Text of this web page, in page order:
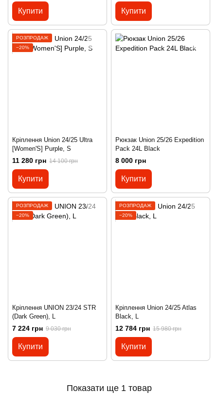
Купити Купити
РОЗПРОДАЖ
−20%
Кріплення Union 24/25 Ultra
[Women'S] Purple, S
11 280 грн 14 100 грн
Купити
Рюкзак Union 25/26 Expedition
Pack 24L Black
8 000 грн
Купити
РОЗПРОДАЖ
−20%
Кріплення UNION 23/24 STR
(Dark Green), L
7 224 грн 9 030 грн
Купити
РОЗПРОДАЖ
−20%
Кріплення Union 24/25 Atlas
Black, L
12 784 грн 15 980 грн
Купити
Показати ще 1 товар